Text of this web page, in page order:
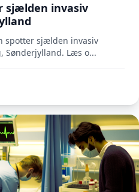
sjælden invasiv
spotter sjælden invasiv
Sønderjylland. Læs o...